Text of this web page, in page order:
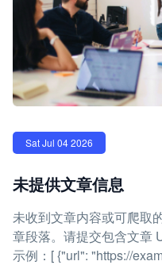
Sat Jul 04 2026
未提供文章信息
未收到文章内容或可爬取
章段落。请提交包含文章
示例：[ {"url": "https://